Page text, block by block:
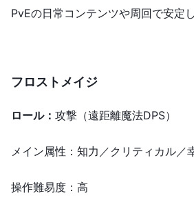
PvEの日常コンテンツや周回で安定
フロストメイジ
ロール： 攻撃（遠距離魔法DPS）
メイン属性：知力／クリティカル／
操作難易度：高